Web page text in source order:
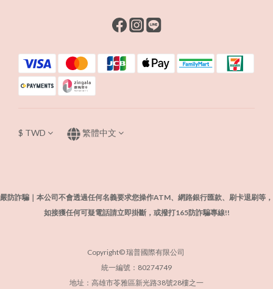
$ TWD 繁體中文
嚴防詐騙｜本公司不會透過任何名義要求您操作ATM、網路銀行匯款、刷卡退刷等，
如接獲任何可疑電話請立即掛斷，或撥打165防詐騙專線!!
Copyright© 瑞普國際有限公司
統一編號：80274749
地址：高雄市苓雅區新光路38號28樓之一